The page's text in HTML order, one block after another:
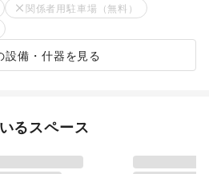
関係者用駐車場（無料）
設備・什器を見る
るスペース